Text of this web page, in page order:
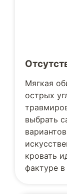
Мягкая
острых
выбрать
кровать
фактуре